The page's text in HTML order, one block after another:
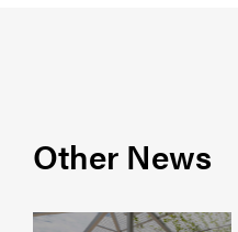
Other News